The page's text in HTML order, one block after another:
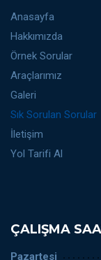
Anasayfa
Hakkımızda
Örnek Sorular
Araçlarımız
Galeri
Sık Sorulan Sorular
İletişim
Yol Tarifi Al
ÇALIŞMA
Pazartesi